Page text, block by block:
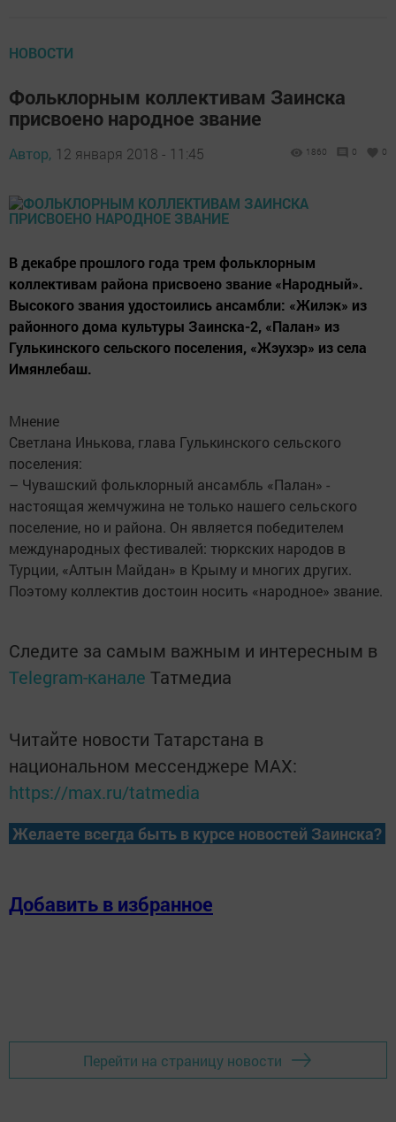
НОВОСТИ
Фольклорным коллективам Заинска
присвоено народное звание
Автор, 12 января 2018 - 11:45 1860 0 0
В декабре прошлого года трем фольклорным
коллективам района присвоено звание «Народный».
Высокого звания удостоились ансамбли: «Жилэк» из
районного дома культуры Заинска-2, «Палан» из
Гулькинского сельского поселения, «Жэухэр» из села
Имянлебаш.
Мнение
Светлана Инькова, глава Гулькинского сельского
поселения:
– Чувашский фольклорный ансамбль «Палан» -
настоящая жемчужина не только нашего сельского
поселение, но и района. Он является победителем
международных фестивалей: тюркских народов в
Турции, «Алтын Майдан» в Крыму и многих других.
Поэтому коллектив достоин носить «народное» звание.
Следите за самым важным и интересным в
Telegram-канале Татмедиа
Читайте новости Татарстана в
национальном мессенджере MАХ:
https://max.ru/tatmedia
Желаете всегда быть в курсе новостей Заинска?
Добавить в избранное
Перейти на страницу новости